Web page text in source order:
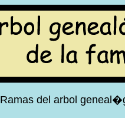
Ramas del arbol